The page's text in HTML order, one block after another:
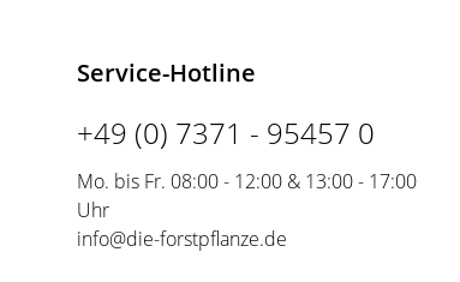
Service-Hotline
+49 (0) 7371 - 95457 0
Mo. bis Fr. 08:00 - 12:00 & 13:00 - 17:00
Uhr
info@die-forstpflanze.de